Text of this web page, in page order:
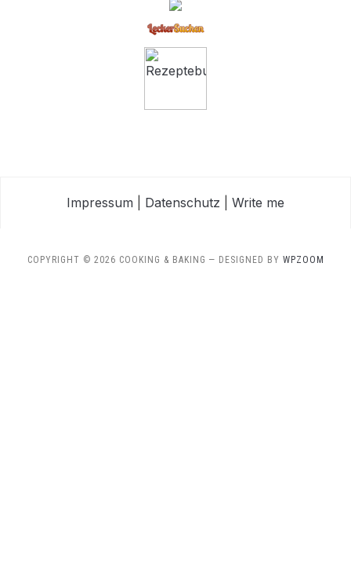
Impressum Datenschutz Write me
COPYRIGHT © 2026 COOKING & BAKING — DESIGNED BY WPZOOM